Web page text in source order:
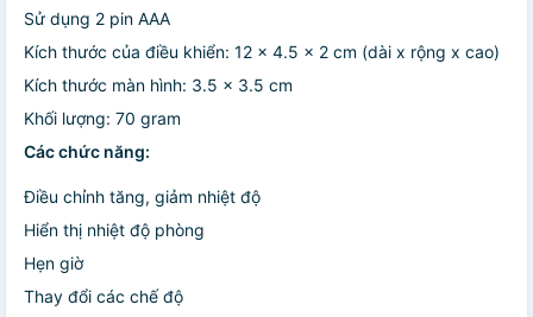
Sử dụng 2 pin AAA
Kích thước của điều khiển: 12 x 4.5 x 2 cm (dài x rộng x cao)
Kích thước màn hình: 3.5 x 3.5 cm
Khối lượng: 70 gram
Các chức năng:
Điều chỉnh tăng, giảm nhiệt độ
Hiển thị nhiệt độ phòng
Hẹn giờ
Thay đổi các chế độ